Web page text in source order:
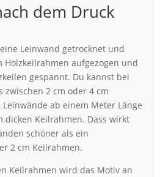
dem Druck
Leinwand getrocknet und
aufgezogen und
gespannt. Du kannst bei
zwischen 2 cm oder 4 cm
ab einem Meter Länge
dicken Keilrahmen. Dass wirkt
schöner als ein
2 cm Keilrahmen.
Keilrahmen wird das Motiv an